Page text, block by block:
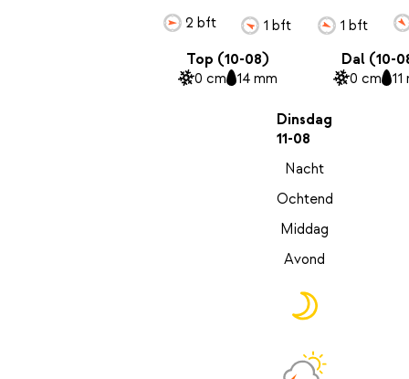
2 bft 1 bft
1 bft
Top (10-08)
0 cm 14 mm
Dal (10-
0 cm 11
Dinsdag
11-08
Nacht
Ochtend
Middag
Avond